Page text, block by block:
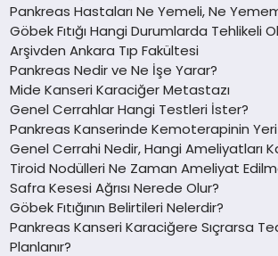
Pankreas Hastaları Ne Yemeli, Ne
Göbek Fıtığı Hangi Durumlarda Tehlikeli
Arşivden Ankara Tıp Fakültesi
Pankreas Nedir ve Ne İşe Yarar?
Mide Kanseri Karaciğer Metastazı
Genel Cerrahlar Hangi Testleri İster?
Pankreas Kanserinde Kemoterapinin
Genel Cerrahi Nedir, Hangi Ameliyatları
Tiroid Nodülleri Ne Zaman Ameliyat
Safra Kesesi Ağrısı Nerede Olur?
Göbek Fıtığının Belirtileri Nelerdir?
Pankreas Kanseri Karaciğere Sıçrarsa
Planlanır?